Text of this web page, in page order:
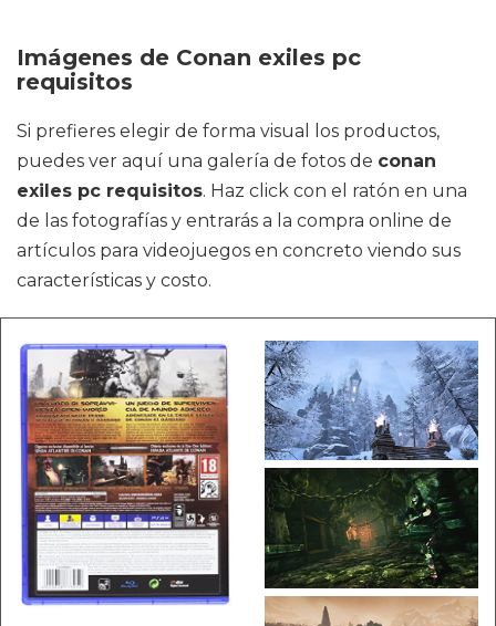
Imágenes de Conan exiles pc
requisitos
Si prefieres elegir de forma visual los productos,
puedes ver aquí una galería de fotos de conan
exiles pc requisitos. Haz click con el ratón en una
de las fotografías y entrarás a la compra online de
artículos para videojuegos en concreto viendo sus
características y costo.